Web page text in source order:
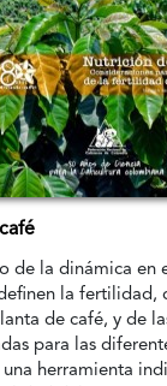
de la dinámica en
la fertilidad,
de café, y de
para las
herramienta